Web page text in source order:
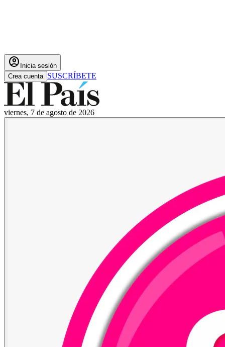
account_circle Inicia sesión
Crea cuenta SUSCRÍBETE
viernes, 7 de agosto de 2026